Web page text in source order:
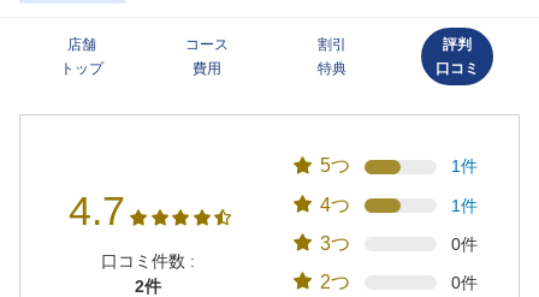
店舗
トップ
コース
費用
割引
特典
評判
口コミ
4.7
口コミ件数 :
2件
5つ 1件
4つ 1件
3つ 0件
2つ 0件